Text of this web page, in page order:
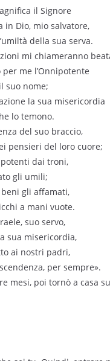
il Signore
Dio, mio salvatore,
della sua serva.
mi chiameranno
me l’Onnipotente
suo nome;
la sua misericordia
lo temono.
del suo braccio,
pensieri del loro cuore;
dai troni,
gli umili;
gli affamati,
a mani vuote.
suo servo,
sua misericordia,
ai nostri padri,
per sempre».
mesi, poi tornò a casa